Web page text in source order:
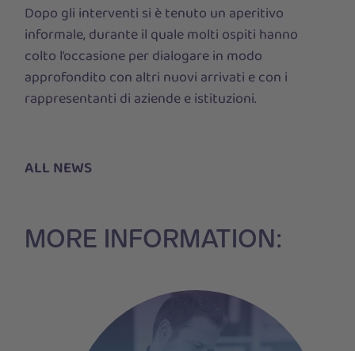
Dopo gli interventi si è tenuto un aperitivo
informale, durante il quale molti ospiti hanno
colto l’occasione per dialogare in modo
approfondito con altri nuovi arrivati e con i
rappresentanti di aziende e istituzioni.
ALL NEWS
MORE INFORMATION: